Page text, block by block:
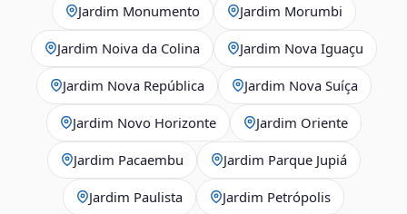
Jardim Monumento Jardim Morumbi
Jardim Noiva da Colina Jardim Nova Iguaçu
Jardim Nova República Jardim Nova Suíça
Jardim Novo Horizonte Jardim Oriente
Jardim Pacaembu Jardim Parque Jupiá
Jardim Paulista Jardim Petrópolis